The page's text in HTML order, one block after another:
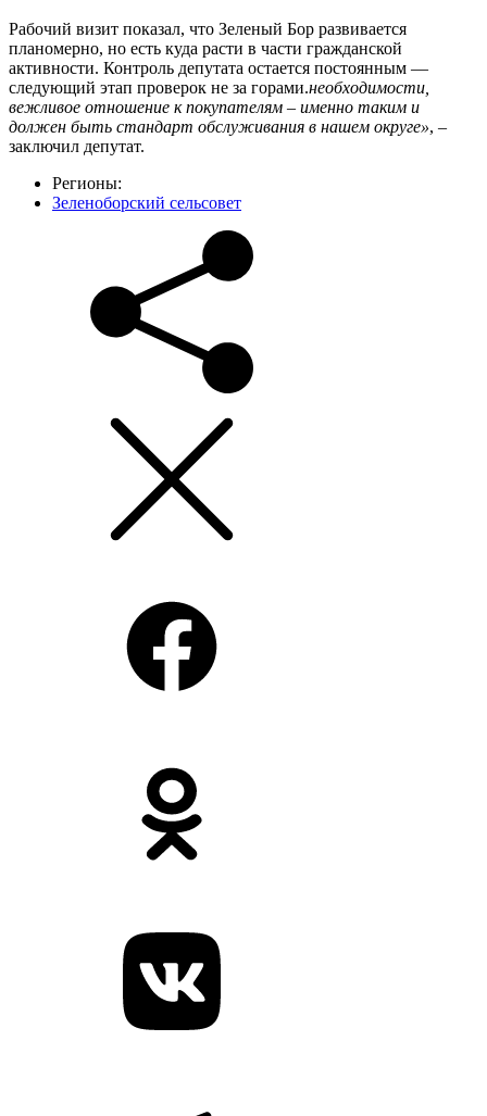
Рабочий визит показал, что Зеленый Бор развивается
планомерно, но есть куда расти в части гражданской
активности. Контроль депутата остается постоянным —
следующий этап проверок не за горами.необходимости,
вежливое отношение к покупателям – именно таким и
должен быть стандарт обслуживания в нашем округе», –
заключил депутат.
Регионы:
Зеленоборский сельсовет